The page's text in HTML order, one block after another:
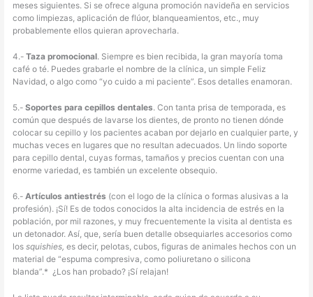
meses siguientes. Si se ofrece alguna promoción navideña en servicios
como limpiezas, aplicación de flúor, blanqueamientos, etc., muy
probablemente ellos quieran aprovecharla.
4.-Taza promocional. Siempre es bien recibida, la gran mayoría toma
café o té. Puedes grabarle el nombre de la clínica, un simple Feliz
Navidad, o algo como “yo cuido a mi paciente”. Esos detalles enamoran.
5.-Soportes para cepillos dentales. Con tanta prisa de temporada, es
común que después de lavarse los dientes, de pronto no tienen dónde
colocar su cepillo y los pacientes acaban por dejarlo en cualquier parte, y
muchas veces en lugares que no resultan adecuados. Un lindo soporte
para cepillo dental, cuyas formas, tamaños y precios cuentan con una
enorme variedad, es también un excelente obsequio.
6.-Artículos antiestrés (con el logo de la clínica o formas alusivas a la
profesión). ¡Sí! Es de todos conocidos la alta incidencia de estrés en la
población, por mil razones, y muy frecuentemente la visita al dentista es
un detonador. Así, que, sería buen detalle obsequiarles accesorios como
lossquishies,es decir, pelotas, cubos, figuras de animales hechos con un
material de “espuma compresiva, como poliuretano o silicona
blanda”.* ¿Los han probado? ¡Sí relajan!